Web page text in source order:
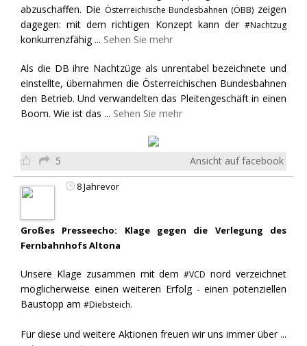
abzuschaffen. Die Österreichische Bundesbahnen (ÖBB) zeigen
dagegen: mit dem richtigen Konzept kann der #Nachtzug
konkurrenzfähig... Sehen Sie mehr
Als die DB ihre Nachtzüge als unrentabel bezeichnete und
einstellte, übernahmen die Österreichischen Bundesbahnen
den Betrieb. Und verwandelten das Pleitengeschäft in einen
Boom. Wie ist das ... Sehen Sie mehr
5 Ansicht auf facebook
8 Jahrevor
Großes Presseecho: Klage gegen die Verlegung des
Fernbahnhofs Altona
Unsere Klage zusammen mit dem#VCD nord verzeichnet
möglicherweise einen weiteren Erfolg - einen potenziellen
Baustopp am #Diebsteich.
Für diese und weitere Aktionen freuen wir uns immer über...